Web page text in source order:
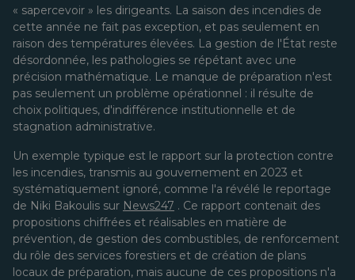
« sapercevoir » les dirigeants. La saison des incendies de
cette année ne fait pas exception, et pas seulement en
raison des températures élevées. La gestion de l'État reste
désordonnée, les pathologies se répétant avec une
précision mathématique. Le manque de préparation n'est
pas seulement un problème opérationnel : il résulte de
choix politiques, d'indifférence institutionnelle et de
stagnation administrative.
Un exemple typique est le rapport sur la protection contre
les incendies, transmis au gouvernement en 2023 et
systématiquement ignoré, comme l'a révélé le reportage
de Niki Bakoulis sur News247 . Ce rapport contenait des
propositions chiffrées et réalisables en matière de
prévention, de gestion des combustibles, de renforcement
du rôle des services forestiers et de création de plans
locaux de préparation, mais aucune de ces propositions n'a